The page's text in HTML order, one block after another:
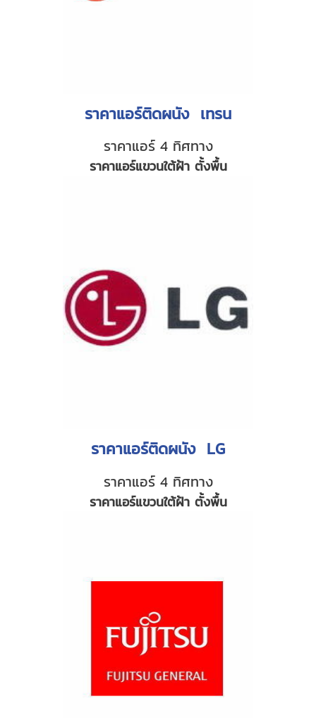
ราคาแอร์ติดผนัง เทรน
ราคาแอร์ 4 ทิศทาง
ราคาแอร์แขวนใต้ฝ้า ตั้งพื้น
ราคาแอร์ติดผนัง LG
ราคาแอร์ 4 ทิศทาง
ราคาแอร์แขวนใต้ฝ้า ตั้งพื้น